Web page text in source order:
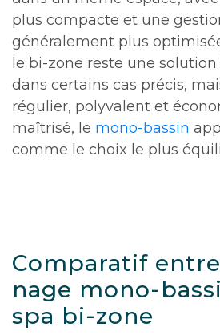
plus compacte et une
généralement plus
le bi-zone reste une
dans certains cas précis,
régulier, polyvalent et
maîtrisé, le mono-bassin
comme le choix le plus
Comparatif
nage mono-
spa bi-zone